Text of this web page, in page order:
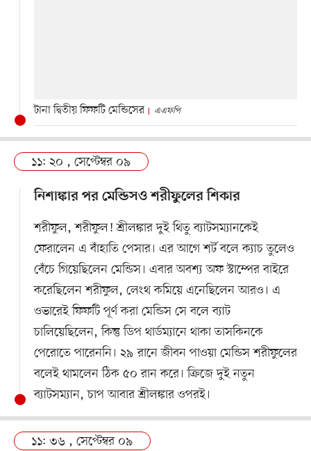
টানা দ্বিতীয় ফিফটি মেন্ডিসের এএফপি
১১: ২০ , সেপ্টেম্বর ০৯
নিশাঙ্কার পর মেন্ডিসও শরীফুলের শিকার
শরীফুল, শরীফুল! শ্রীলঙ্কার দুই থিতু ব্যাটসম্যানকেই
ফেরালেন এ বাঁহাতি পেসার। এর আগে শর্ট বলে ক্যাচ তুলেও
বেঁচে গিয়েছিলেন মেন্ডিস। এবার অবশ্য অফ স্টাম্পের বাইরে
করেছিলেন শরীফুল, লেংথ কমিয়ে এনেছিলেন আরও। এ
ওভারেই ফিফটি পূর্ণ করা মেন্ডিস সে বলে ব্যাট
চালিয়েছিলেন, কিন্তু ডিপ থার্ডম্যানে থাকা তাসকিনকে
পেরোতে পারেননি। ২৯ রানে জীবন পাওয়া মেন্ডিস শরীফুলের
বলেই থামলেন ঠিক ৫০ রান করে। ক্রিজে দুই নতুন
ব্যাটসম্যান, চাপ আবার শ্রীলঙ্কার ওপরই।
১১: ৩৬ , সেপ্টেম্বর ০৯